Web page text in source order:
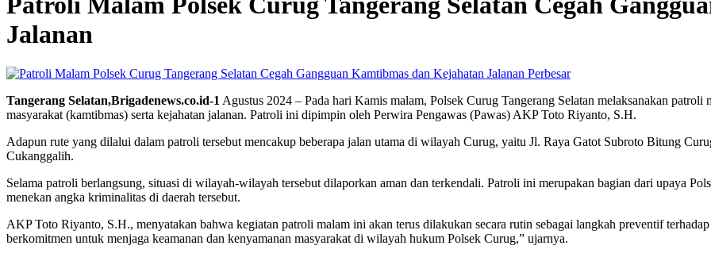
Jalanan
Perbesar
Tangerang Selatan,Brigadenews.co.id-1 Agustus 2024 – Pada hari Kamis malam, Polsek Curug Tangerang Selatan melaksanakan patroli
masyarakat (kamtibmas) serta kejahatan jalanan. Patroli ini dipimpin oleh Perwira Pengawas (Pawas) AKP Toto Riyanto, S.H.
Adapun rute yang dilalui dalam patroli tersebut mencakup beberapa jalan utama di wilayah Curug, yaitu Jl. Raya Gatot Subroto Bitung
Cukanggalih.
Selama patroli berlangsung, situasi di wilayah-wilayah tersebut dilaporkan aman dan terkendali. Patroli ini merupakan bagian dari upaya
menekan angka kriminalitas di daerah tersebut.
AKP Toto Riyanto, S.H., menyatakan bahwa kegiatan patroli malam ini akan terus dilakukan secara rutin sebagai langkah preventif
berkomitmen untuk menjaga keamanan dan kenyamanan masyarakat di wilayah hukum Polsek Curug,” ujarnya.